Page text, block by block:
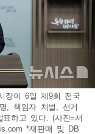
장이 6일 제9회 전국
, 책임자 처벌, 선거
하고 있다. (사진=서
*재판매 및 DB